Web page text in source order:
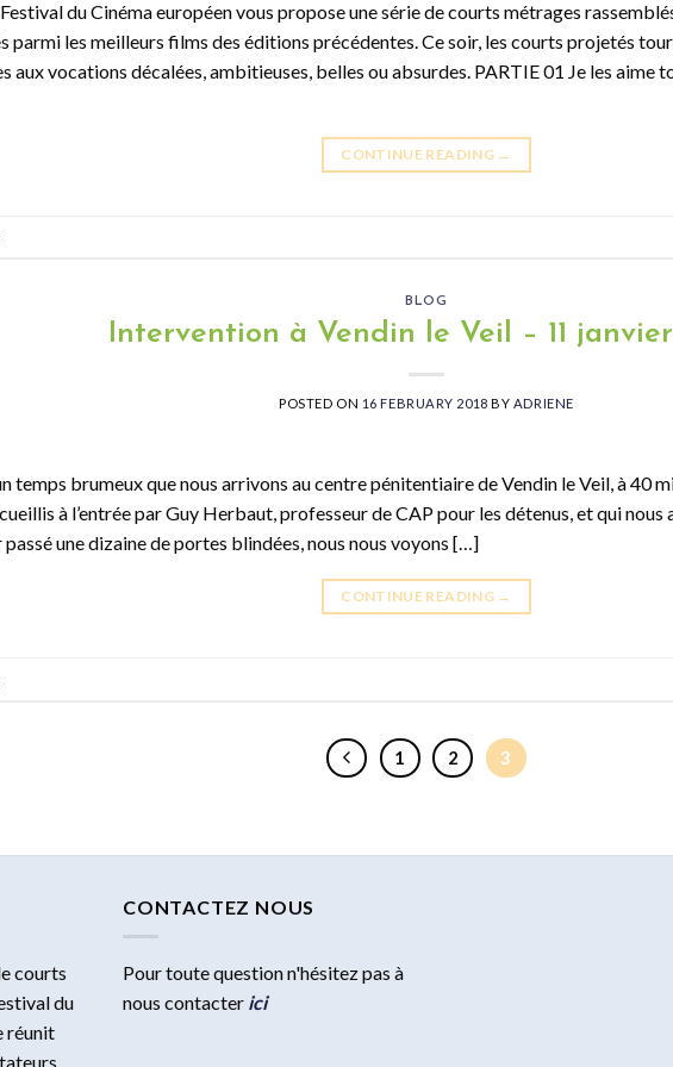
Festival du Cinéma européen vous propose une série de courts métrages
parmi les meilleurs films des éditions précédentes. Ce soir, les courts projetés
aux vocations décalées, ambitieuses, belles ou absurdes. PARTIE 01 Je les aime
CONTINUE READING →
BLOG
Intervention à Vendin le Veil – 11 janvier
POSTED ON 16 FEBRUARY 2018 BY ADRIENE
temps brumeux que nous arrivons au centre pénitentiaire de Vendin le Veil, à 40
à l’entrée par Guy Herbaut, professeur de CAP pour les détenus, et qui
une dizaine de portes blindées, nous nous voyons […]
CONTINUE READING →
1 2 3
courts
du
réunit
CONTACTEZ NOUS
Pour toute question n'hésitez pas à
nous contacter ici